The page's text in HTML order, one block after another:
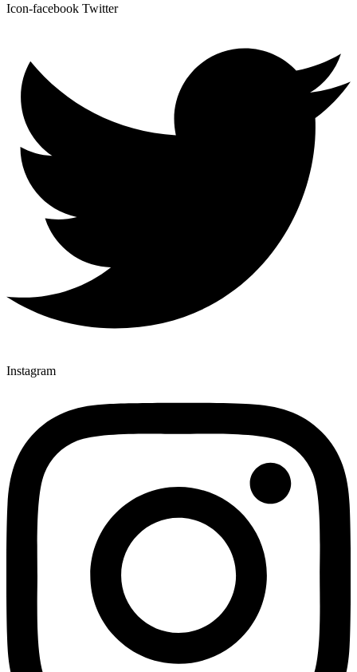
Icon-facebook Twitter
Instagram